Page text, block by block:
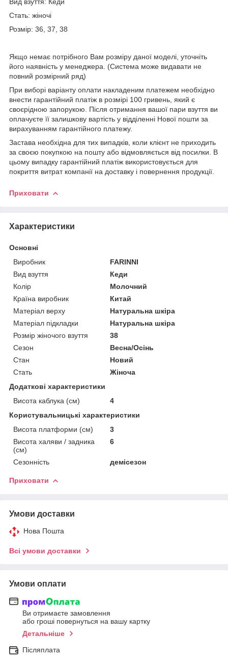
Стать: жіночі
Розмір: 36, 37, 38
Якщо немає потрібного Вам розміру даної моделі, уточніть
його наявність у менеджера. (Система може видавати не
повний розмірний ряд)
При виборі варіанту оплати накладеним платежем необхідно
внести гарантійний платіж в розмірі 100 гривень, який є
своєрідною запорукою. Після отримання вашої пари взуття ви
оплачуєте її залишкову вартість у відділенні Нової пошти за
вирахуванням гарантійного платежу.
Застава необхідна для тих випадків, коли клієнт не приходить
за своєю покупкою на пошту або відмовляється від посилки. В
цьому випадку гарантійний платіж використовується для
покриття витрат компанії на доставку і повернення продукції.
Приховати
Характеристики
Основні
Виробник
FARINNI
Вид взуття
Кеди
Колір
Молочний
Країна виробник
Китай
Матеріал верху
Натуральна шкіра
Матеріал підкладки
Натуральна шкіра
Розмір жіночого взуття
38
Сезон
Весна/Осінь
Стан
Новий
Стать
Жіноча
Додаткові характеристики
Висота каблука (см)
4
Користувальницькі характеристики
Висота платформи (см)
3
Висота халяви / задника
(см)
6
Сезонність демісезон
Приховати
Умови доставки
Нова Пошта
Всі умови доставки
Умови оплати
Ви отримаєте замовлення
або гроші повернуться на вашу картку
Детальніше
Післяплата